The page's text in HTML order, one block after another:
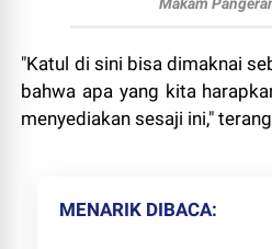
Makam
"Katul di sini bisa dimaknai
bahwa apa yang kita
menyediakan sesaji ini,"
MENARIK DIBACA